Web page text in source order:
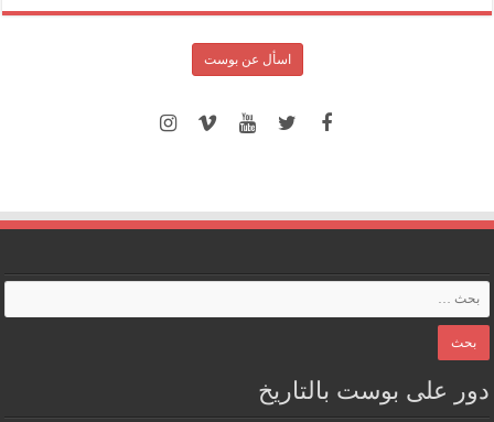
اسأل عن بوست
دور على بوست بالتاريخ